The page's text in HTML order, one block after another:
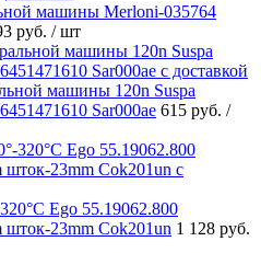
машины Merloni-035764
руб. / шт
машины 120n Suspa
Sar000ae 615 руб. /
Ego 55.19062.800
23mm Cok201un 1 128 руб.